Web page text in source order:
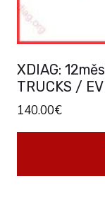
XDIAG:
TRUCKS /
140.00€